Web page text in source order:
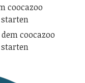
coocazoo
coocazoo